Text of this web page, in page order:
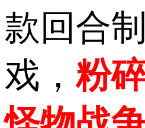
款回合
戏，粉